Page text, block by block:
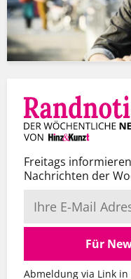
Freitags
Nachrichten der
Für
Abmeldung via Link